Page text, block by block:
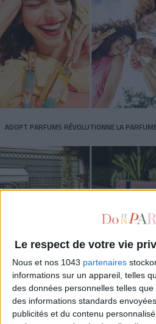
Le respect de votre vie
Nous et nos 1043 partenaires
informations sur un appareil, telles
des données personnelles telles
des informations standards
publicités et du contenu
ADOPT PARFUMS RÉVOLUTIONNE LA
TOUT CE QUE VOUS DEVEZ